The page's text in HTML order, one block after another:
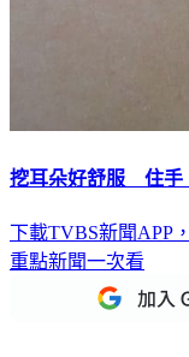
挖耳朵好舒服 住手
下載TVBS新聞APP
重點新聞一次看